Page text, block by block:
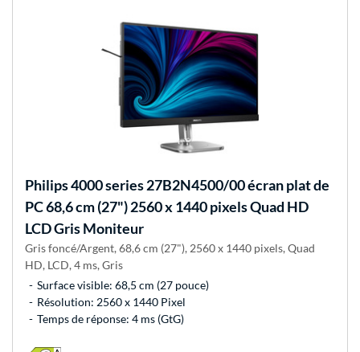
Philips4000 series 27B2N4500/00 écran plat de
PC 68,6 cm (27") 2560 x 1440 pixels Quad HD
LCD Gris Moniteur
Gris foncé/Argent, 68,6 cm (27"), 2560 x 1440 pixels, Quad
HD, LCD, 4 ms, Gris
Surface visible: 68,5 cm (27 pouce)
Résolution: 2560 x 1440 Pixel
Temps de réponse: 4 ms (GtG)